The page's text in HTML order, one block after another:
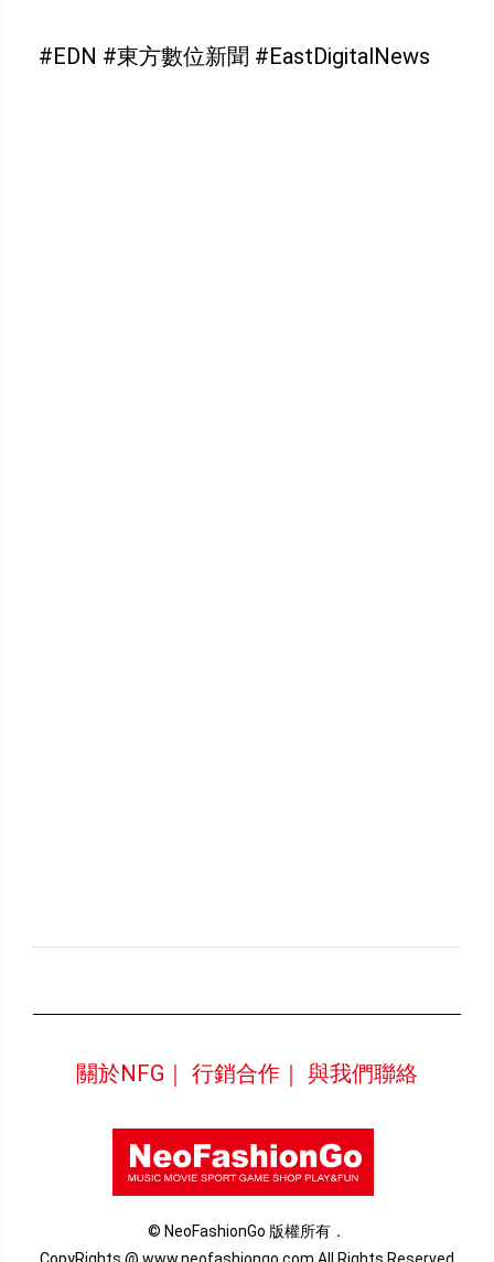
#EDN #東方數位新聞 #EastDigitalNews
關於NFG｜ 行銷合作｜ 與我們聯絡
© NeoFashionGo 版權所有．
CopyRights @ www.neofashiongo.com All Rights Reserved